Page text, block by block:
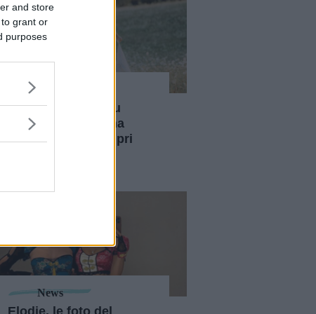
and store
grant or
purposes
Inchiesta shock su
Matrimonio a prima
vista: presunti stupri
News
Elodie, le foto del